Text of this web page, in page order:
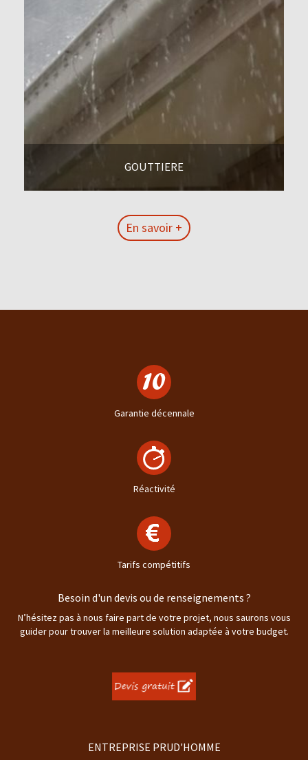
GOUTTIERE
En savoir +
Garantie décennale
Réactivité
Tarifs compétitifs
Besoin d'un devis ou de renseignements ?
N’hésitez pas à nous faire part de votre projet, nous saurons vous
guider pour trouver la meilleure solution adaptée à votre budget.
ENTREPRISE PRUD'HOMME